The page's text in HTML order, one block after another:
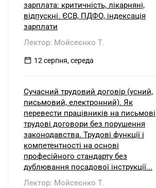
зарплата: критичність, лікарняні,
відпускні. ЄСВ, ПДФО, індексація
зарплати
Лектор: Мойсеєнко Т.
12 серпня, середа
Сучасний трудовий договір (усний,
письмовий, електронний). Як
перевести працівників на письмові
трудові договори без порушення
законодавства. Трудові функції і
компетентності на основі
професійного стандарту без
дублювання посадової інструкції...
Лектор: Мойсеєнко Т.